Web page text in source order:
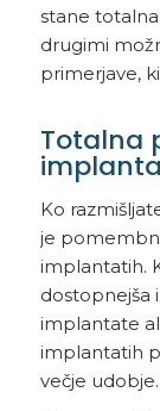
stane
drugimi
primerjave,
Totalna
Ko
je
implantatih.
dostopnejša
implantate
implantatih
večje udobje.